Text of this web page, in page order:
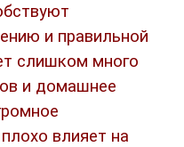
и правильной
слишком много
и домашнее
влияет на